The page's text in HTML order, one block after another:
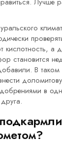
кислотность, а
становится
В таком
в